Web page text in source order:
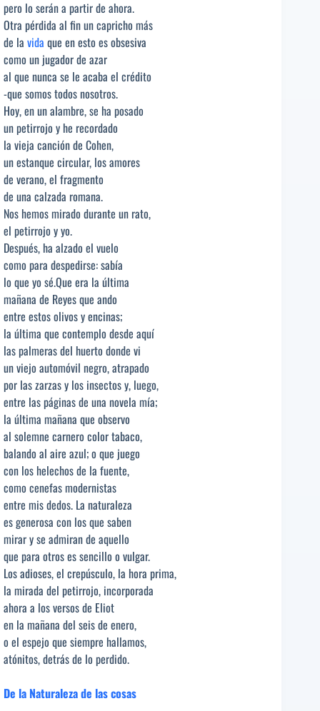
pero lo serán a partir de ahora.
Otra pérdida al fin un capricho más
de la vida que en esto es obsesiva
como un jugador de azar
al que nunca se le acaba el crédito
-que somos todos nosotros.
Hoy, en un alambre, se ha posado
un petirrojo y he recordado
la vieja canción de Cohen,
un estanque circular, los amores
de verano, el fragmento
de una calzada romana.
Nos hemos mirado durante un rato,
el petirrojo y yo.
Después, ha alzado el vuelo
como para despedirse: sabía
lo que yo sé.Que era la última
mañana de Reyes que ando
entre estos olivos y encinas;
la última que contemplo desde aquí
las palmeras del huerto donde vi
un viejo automóvil negro, atrapado
por las zarzas y los insectos y, luego,
entre las páginas de una novela mía;
la última mañana que observo
al solemne carnero color tabaco,
balando al aire azul; o que juego
con los helechos de la fuente,
como cenefas modernistas
entre mis dedos. La naturaleza
es generosa con los que saben
mirar y se admiran de aquello
que para otros es sencillo o vulgar.
Los adioses, el crepúsculo, la hora prima,
la mirada del petirrojo, incorporada
ahora a los versos de Eliot
en la mañana del seis de enero,
o el espejo que siempre hallamos,
atónitos, detrás de lo perdido.
De la Naturaleza de las cosas